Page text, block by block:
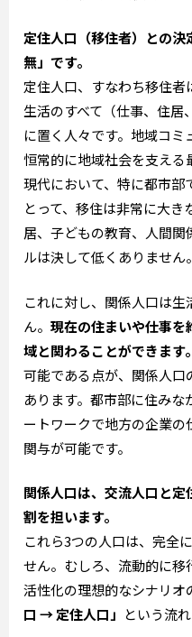
定住人口（移住者）との
無」です。
定住人口、すなわち移住者
生活のすべて（仕事、住居
に置く人々です。地域コミ
恒常的に地域社会を支える
現代において、特に都市部
とって、移住は非常に大
居、子どもの教育、人間関
ルは決して低くありません。
これに対し、関係人口は
ん。 現在の住まいや仕事を
域と関わることができます。
可能である点が、関係人口
あります。都市部に住み
ートワークで地方の企業
関与が可能です。
関係人口は、交流人口と
割を担います。
これら3つの人口は、完全
せん。むしろ、流動的に
活性化の理想的なシナリオ
口 → 定住人口」 という流